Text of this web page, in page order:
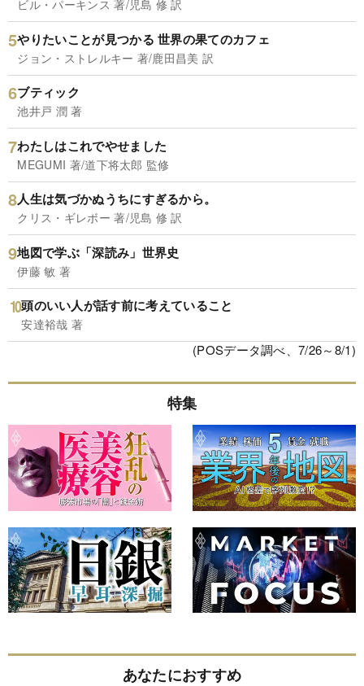
ビル・パーキンス 著/児島 修 訳
やりたいことが見つかる 世界の果てのカフェ
ジョン・ストレルキー 著/鹿田昌美 訳
ブティック
池井戸 潤 著
わたしはこれでやせました
MEGUMI 著/道下将太郎 監修
人生は気づかぬうちにすぎるから。
クリス・ギレボー 著/児島 修 訳
地図で学ぶ「深読み」世界史
伊藤 敏 著
頭のいい人が話す前に考えていること
安達裕哉 著
(POSデータ調べ、7/26～8/1)
特集
あなたにおすすめ